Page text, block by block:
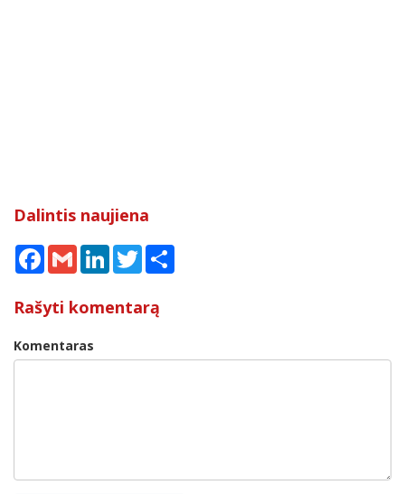
Dalintis naujiena
Facebook
Gmail LinkedInTwitter
Rašyti komentarą
Komentaras